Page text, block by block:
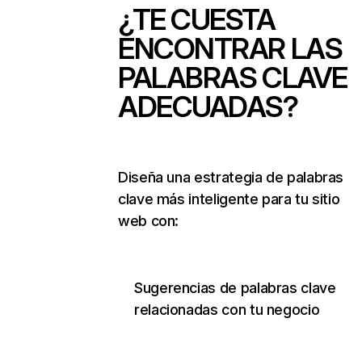
¿TE CUESTA
ENCONTRAR LAS
PALABRAS CLAVE
ADECUADAS?
Diseña una estrategia de palabras
clave más inteligente para tu sitio
web con:
Sugerencias de palabras clave
relacionadas con tu negocio